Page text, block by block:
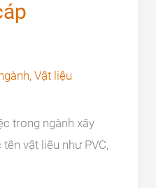
, Vật liệu
trong ngành xây
vật liệu như PVC,